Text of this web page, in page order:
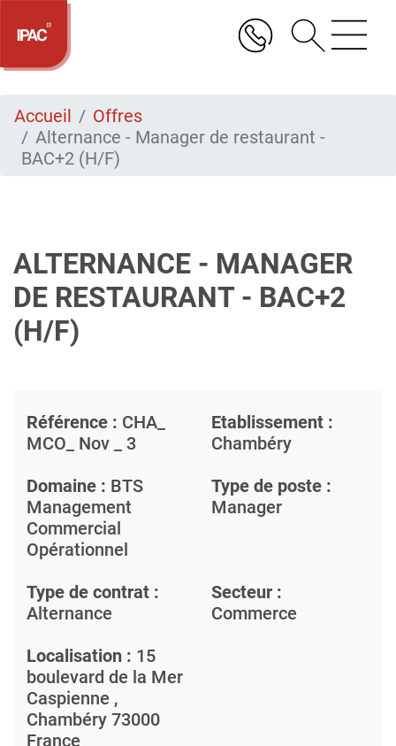
Aller
contenu
Accueil
Offres
Alternance - Manager de restaurant -
BAC+2 (H/F)
ALTERNANCE - MANAGER
DE RESTAURANT - BAC+2
(H/F)
Référence : CHA_
MCO_ Nov _ 3
Etablissement :
Chambéry
Domaine : BTS
Management
Commercial
Opérationnel
Type de poste :
Manager
Type de contrat :
Alternance
Secteur :
Commerce
Localisation : 15
boulevard de la Mer
Caspienne ,
Chambéry 73000
France